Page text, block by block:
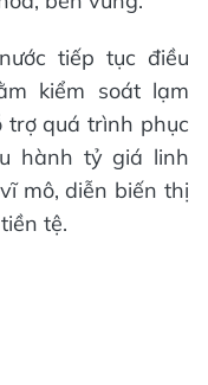
tiếp tục điều
kiểm soát lạm
trợ quá trình phục
hành tỷ giá linh
mô, diễn biến thị
tệ.